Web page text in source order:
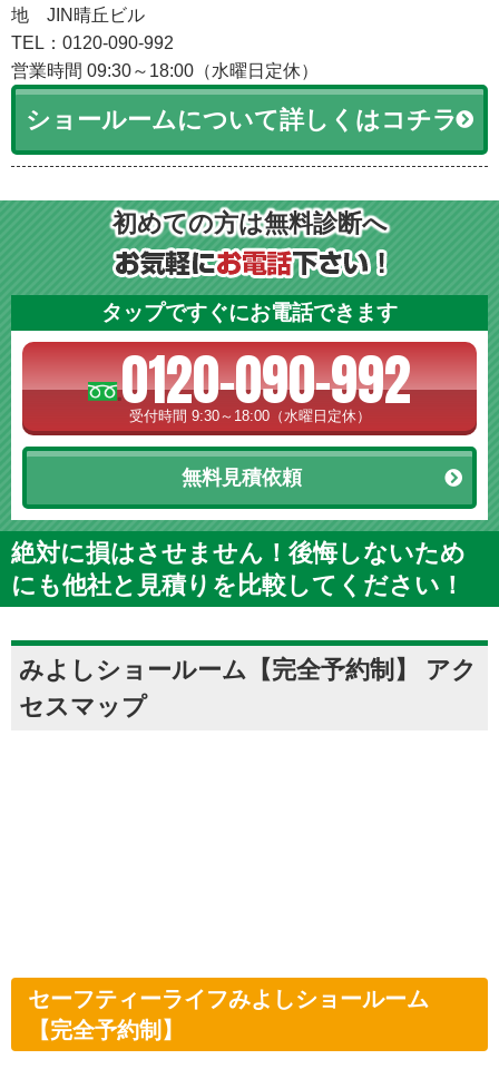
地 JIN晴丘ビル
TEL：0120-090-992
営業時間 09:30～18:00（水曜日定休）
ショールームについて詳しくはコチラ
初めての方は無料診断へ
タップですぐにお電話できます
0120-090-992
受付時間 9:30～18:00（水曜日定休）
無料見積依頼
絶対に損はさせません！後悔しないため
にも他社と見積りを比較してください！
みよしショールーム【完全予約制】 アク
セスマップ
セーフティーライフみよしショールーム
【完全予約制】